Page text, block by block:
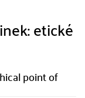
etické
point of